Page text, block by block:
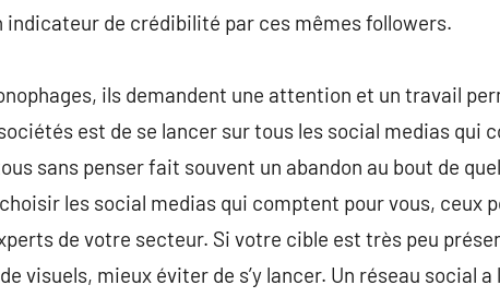
de crédibilité par ces mêmes followers.
ils demandent une attention et un travail
est de se lancer sur tous les social medias qui
sans penser fait souvent un abandon au bout de
les social medias qui comptent pour vous, ceux
de votre secteur. Si votre cible est très peu
visuels, mieux éviter de s’y lancer. Un réseau social a